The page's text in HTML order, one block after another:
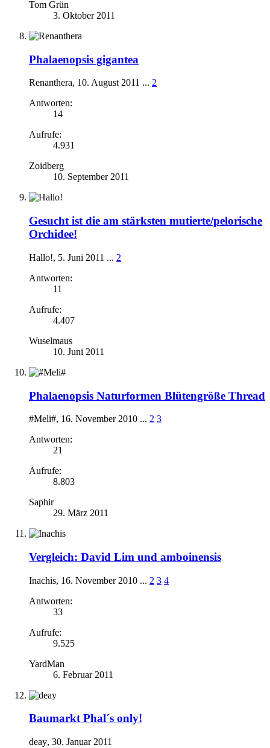
Tom Grün
3. Oktober 2011
Phalaenopsis gigantea
Renanthera, 10. August 2011 ... 2
Antworten:
14
Aufrufe:
4.931
Zoidberg
10. September 2011
Gesucht ist die am stärksten mutierte/pelorische
Orchidee!
Hallo!, 5. Juni 2011 ... 2
Antworten:
11
Aufrufe:
4.407
Wuselmaus
10. Juni 2011
Phalaenopsis Naturformen Blütengröße Thread
#Meli#, 16. November 2010 ... 2 3
Antworten:
21
Aufrufe:
8.803
Saphir
29. März 2011
Vergleich: David Lim und amboinensis
Inachis, 16. November 2010 ... 2 3 4
Antworten:
33
Aufrufe:
9.525
YardMan
6. Februar 2011
Baumarkt Phal´s only!
deay, 30. Januar 2011